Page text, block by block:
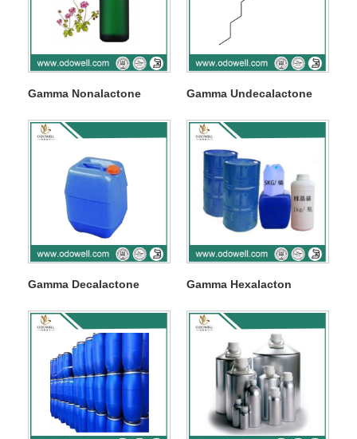
Gamma Nonalactone Gamma Undecalactone
Gamma Decalactone Gamma Hexalacton